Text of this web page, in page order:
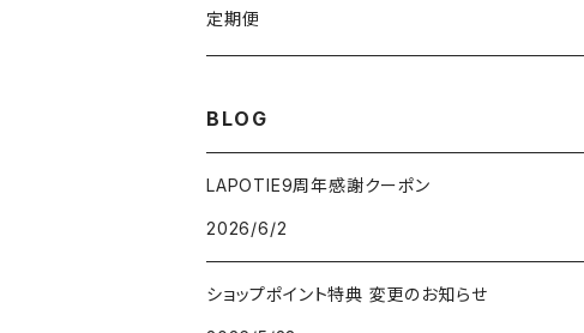
VSRICビタミンC美容液
v3セットアップブラシ
ビューティフェイススティック2.0
ヘッドスパ
モコモコがま口
定期便
BLOG
LAPOTIE9周年感謝クーポン
2026/6/2
ショップポイント特典 変更のお知らせ